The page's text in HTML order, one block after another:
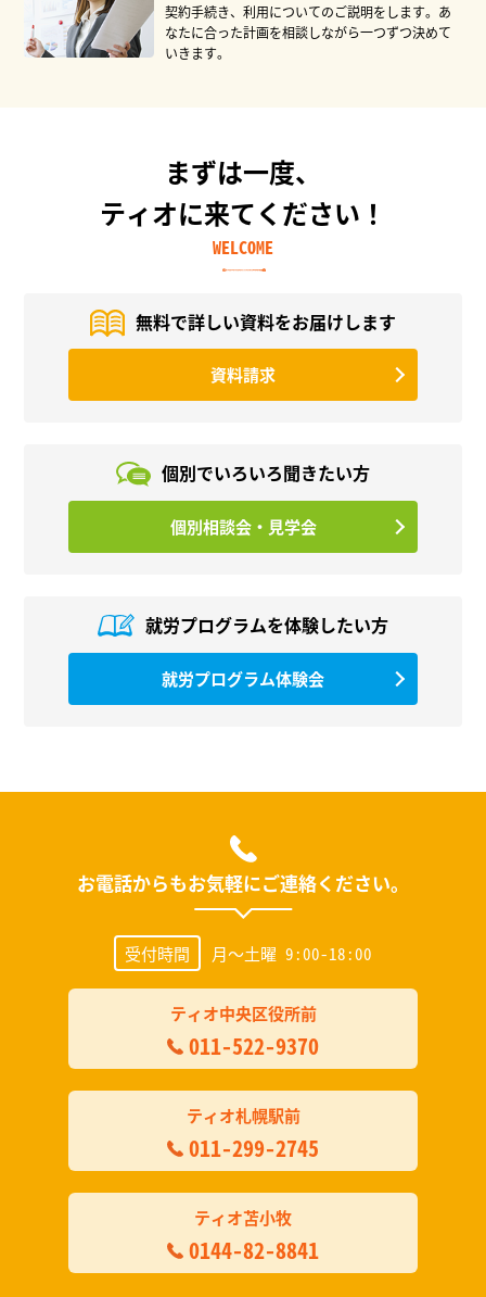
契約手続き、利用についてのご説明をします。あ
なたに合った計画を相談しながら一つずつ決めて
いきます。
まずは一度、
ティオに来てください！
WELCOME
無料で詳しい資料をお届けします
資料請求
個別でいろいろ聞きたい方
個別相談会・見学会
就労プログラムを体験したい方
就労プログラム体験会
お電話からもお気軽にご連絡ください。
受付時間 月～土曜 9:00-18:00
ティオ中央区役所前
011-522-9370
ティオ札幌駅前
011-299-2745
ティオ苫小牧
0144-82-8841